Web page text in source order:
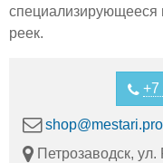
специализирующееся
реек.
+7
shop@mestari.pro
Петрозаводск,